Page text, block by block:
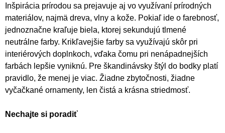
Inšpirácia prírodou sa prejavuje aj vo využívaní prírodných
materiálov, najmä dreva, vlny a kože. Pokiaľ ide o farebnosť,
jednoznačne kraľuje biela, ktorej sekundujú tlmené
neutrálne farby. Krikľavejšie farby sa využívajú skôr pri
interiérových doplnkoch, vďaka čomu pri nenápadnejších
farbách lepšie vyniknú. Pre škandinávsky štýl do bodky platí
pravidlo, že menej je viac. Žiadne zbytočnosti, žiadne
vyčačkané ornamenty, len čistá a krásna striedmosť.
Nechajte si poradiť